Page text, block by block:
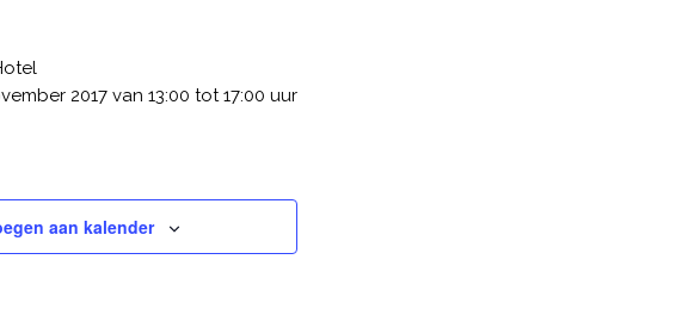
2017 van 13:00 tot 17:00 uur
aan kalender